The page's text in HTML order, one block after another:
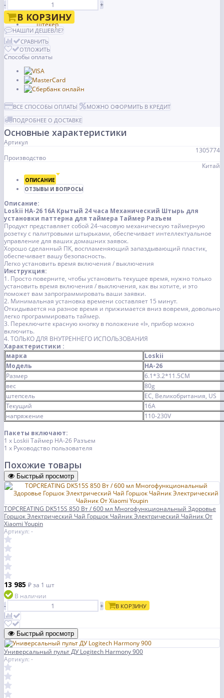
-
+
В КОРЗИНУ
НАШЛИ ДЕШЕВЛЕ?
СРАВНИТЬ
ОТЛОЖИТЬ
Способы оплаты
ВСЕ СПОСОБЫ ОПЛАТЫ
МОЖНО ОФОРМИТЬ В КРЕДИТ
ПОДРОБНЕЕ О ДОСТАВКЕ
Основные характеристики
Артикул
1305774
Производство
Китай
ОПИСАНИЕ
ОТЗЫВЫ И ВОПРОСЫ
Описание:
Loskii HA-26 16A Крытый 24 часа Механический Штырь для
установки паттерна для таймера Таймер Разъем
Продукт представляет собой 24-часовую механическую таймерную
розетку с палитровыми штырьками, обеспечивает интеллектуальное
управление для ваших домашних заявок.
Хорошо сделанный ПК, воспламеняющий запаздывающий пластик,
обеспечивает вашу безопасность.
Легко установить время включения / выключения
Инструкция:
1. Просто поверните, чтобы установить текущее время, нужно только
установить время включения / выключения, как вы хотите, и это
поможет вам запрограммировать ваши заявки.
2. Минимальная установка времени составляет 15 минут.
Откидывается на разное время и прижимается вниз вовремя, довольно
легко программировать таймер.
3. Переключите красную кнопку в положение «I», прибор можно
включить.
4. ТОЛЬКО ДЛЯ ВНУТРЕННЕГО ИСПОЛЬЗОВАНИЯ
Характеристики :
марка
Loskii
Модель
HA-26
Размер
6.1*3.2*11.5CM
вес
80g
штепсель
ЕС, Великобритания, US
Текущий
16A
напряжение
110-230V
Пакеты включают:
1 x Loskii Таймер HA-26 Разъем
1 x Руководство пользователя
Похожие товары
Быстрый просмотр
TOPCREATING DK515S 850 Вт / 600 мл Многофункциональный Здоровье
Горшок Электрический Чай Горшок Чайник Электрический Чайник От
Xiaomi Youpin
Артикул: -
13 985 ₽за 1 шт
В наличии
-
+ В КОРЗИНУ
Быстрый просмотр
Универсальный пульт ДУ Logitech Harmony 900
Артикул: -